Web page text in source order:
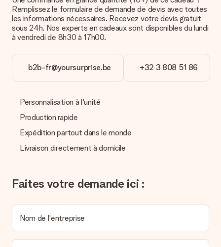
Comment puis-je régler ma commande ?
Nous proposons les formes de paiement suivantes : Paypal,
carte bancaire ou par virement bancaire. Comptez un délai de
cas de paiement par virement bancaire.
Réception du cadeau
fait ?
Nous déplorons le fait que votre cadeau ne vous plaise pas.
Vous pouvez dans ce cas contacter notre service client qui
La facture est-elle envoyée avec le cadeau ?
Nous n’envoyons pas de facture avec le cadeau. Nous vous
personnel MySurprise. Vous pouvez ainsi être tranquille et
Remplissez le formulaire de demande de devis avec toutes
les informations nécessaires. Recevez votre devis gratuit
sous 24h. Nos experts en cadeaux sont disponibles du lundi
à vendredi de 8h30 à 17h00.
b2b-fr@yoursurprise.be +32 3 808 51 86
Personnalisation à l'unité
Production rapide
Expédition partout dans le monde
Livraison directement à domicile
Faites votre demande ici :
Nom de l'entreprise